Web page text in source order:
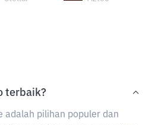
terbaik?
adalah pilihan populer dan